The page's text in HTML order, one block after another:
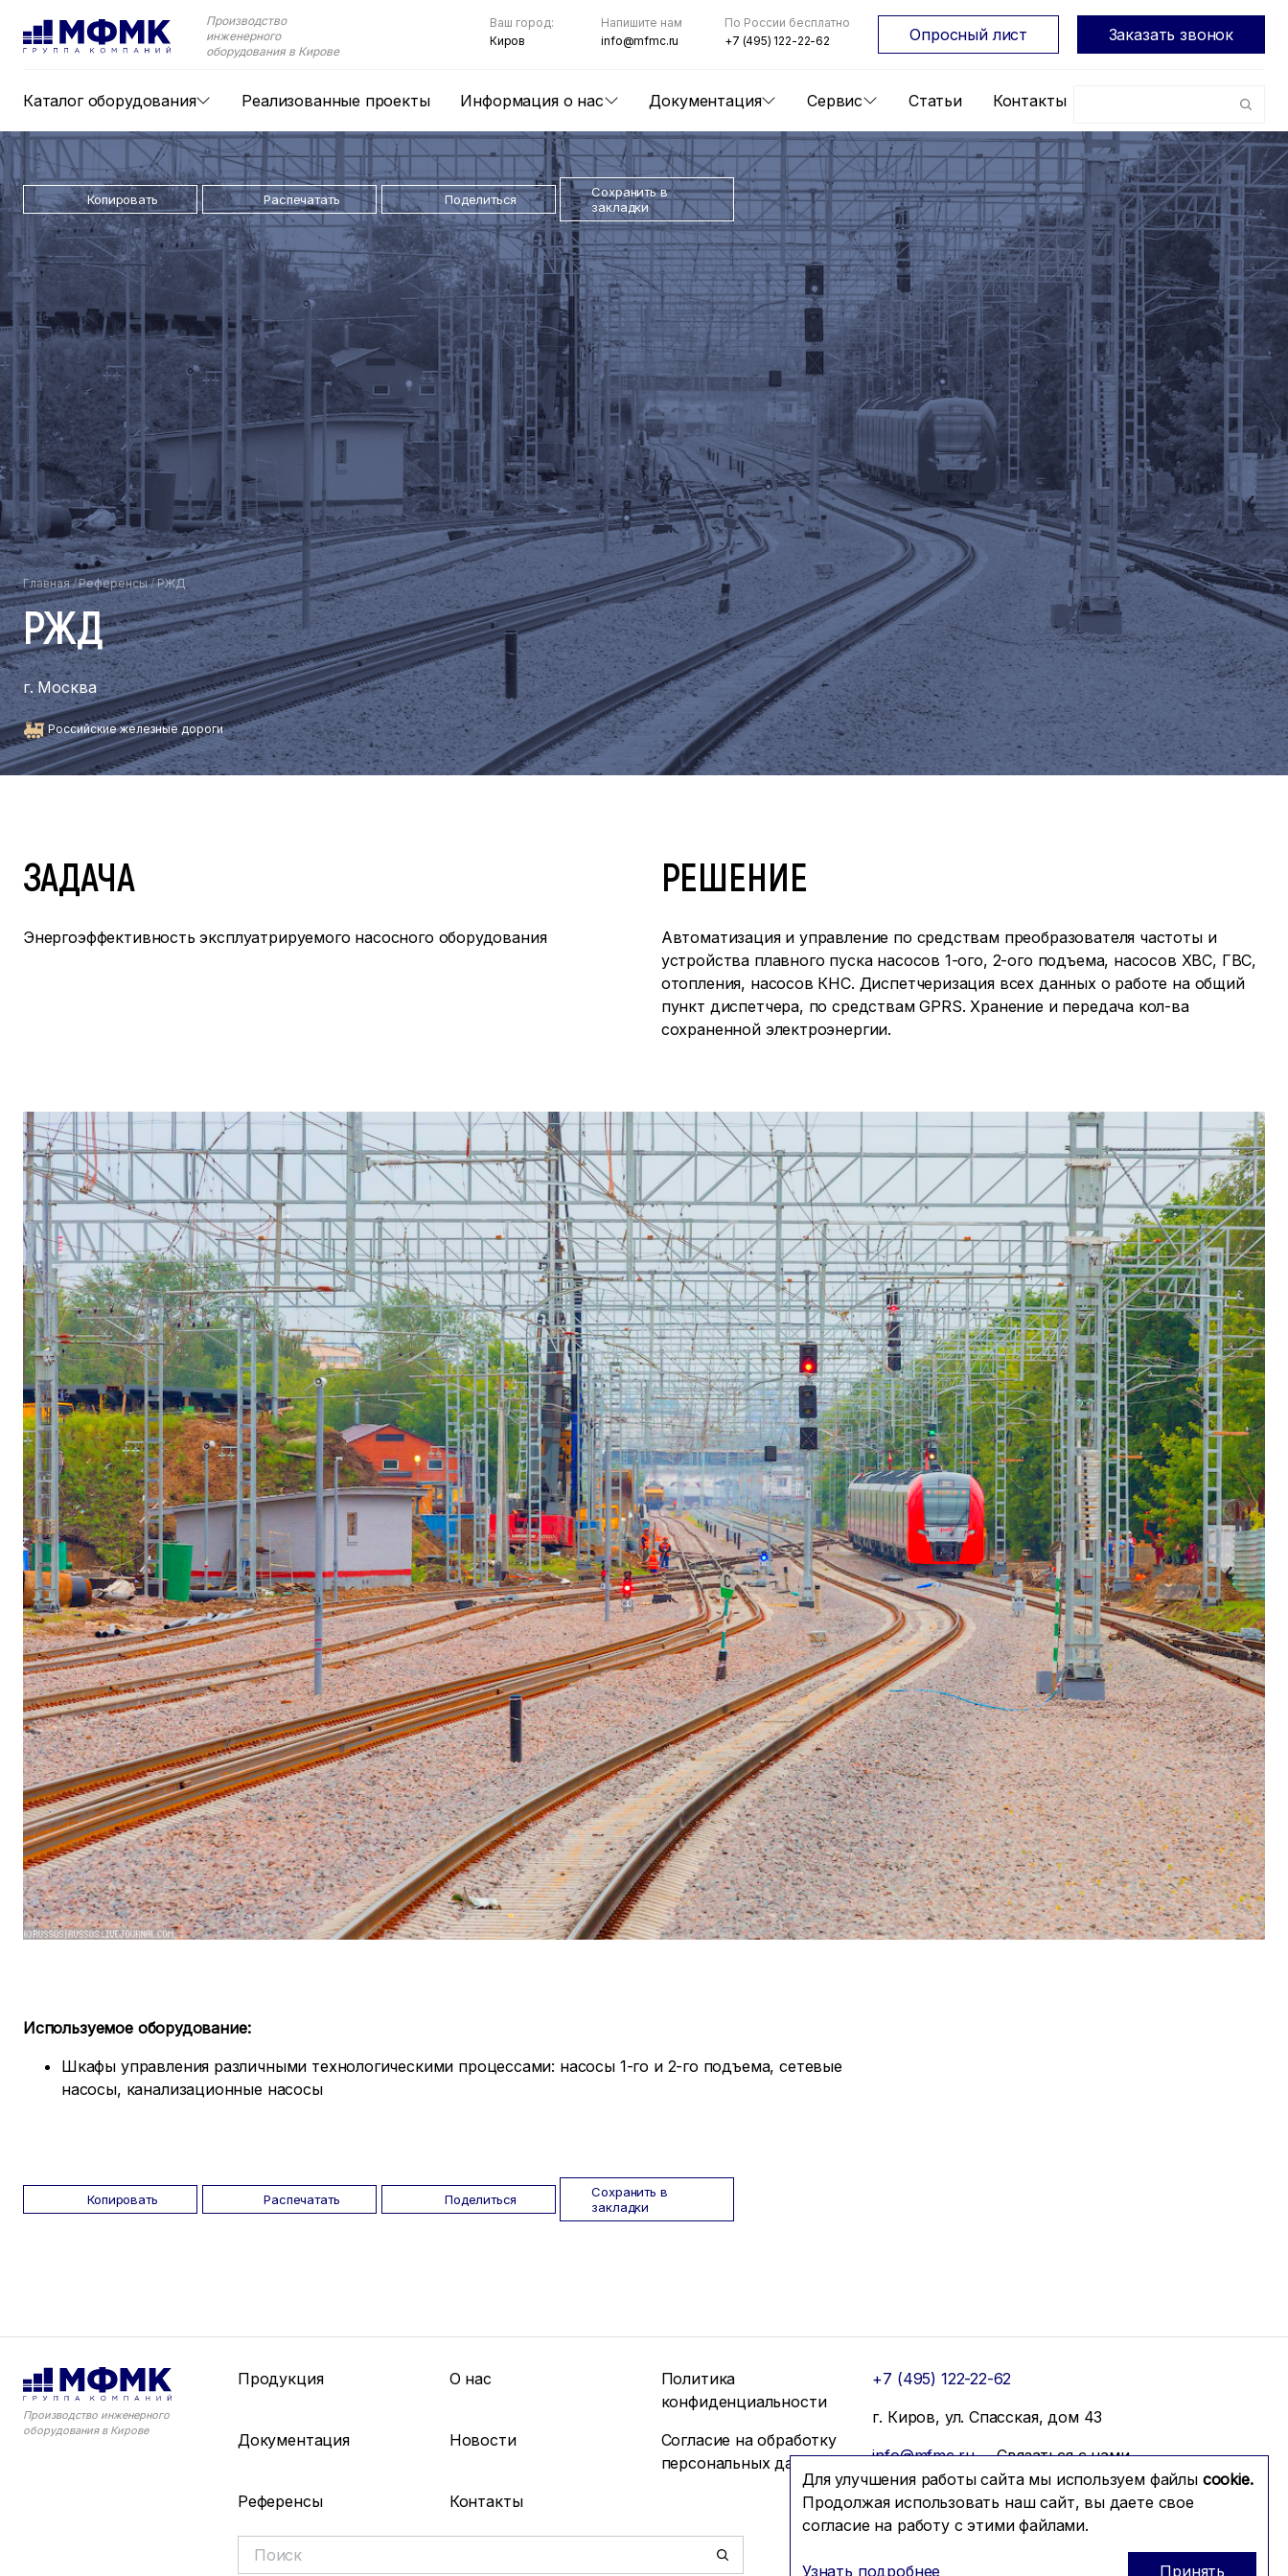
Производство
инженерного
оборудования в Кирове
Каталог оборудования Реализованные проекты Информация о нас Документация Сервис Статьи Контакты
Ваш город:
Киров
Напишите нам
info@mfmc.ru
По России бесплатно
+7 (495) 122-22-62
Опросный лист Заказать звонок
Копировать Распечатать Поделиться
Сохранить в
закладки
Главная/Референсы/РЖД
РЖД
г. Москва
Российские железные дороги
ЗАДАЧА
Энергоэффективность эксплуатрируемого насосного оборудования
РЕШЕНИЕ
Автоматизация и управление по средствам преобразователя частоты и
устройства плавного пуска насосов 1-ого, 2-ого подъема, насосов ХВС, ГВС,
отопления, насосов КНС. Диспетчеризация всех данных о работе на общий
пункт диспетчера, по средствам GPRS. Хранение и передача кол-ва
сохраненной электроэнергии.
Используемое оборудование:
Шкафы управления различными технологическими процессами: насосы 1-го и 2-го подъема, сетевые
насосы, канализационные насосы
Копировать Распечатать Поделиться
Сохранить в
закладки
Для улучшения работы сайта мы используем файлы cookie.
Продолжая использовать наш сайт, вы даете свое
согласие на работу с этими файлами.
Узнать подробнее Принять
Производство инженерного
оборудования в Кирове
Продукция О нас
Политика
конфиденциальности
Документация
Новости
Согласие на обработку
персональных данных
Референсы
Контакты
+7 (495) 122-22-62
г. Киров, ул. Спасская, дом 43
info@mfmc.ru
Связаться с нами